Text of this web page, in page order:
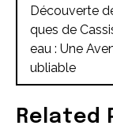
de
l’article
Découverte
ques de
eau : Une
ubliable
Related